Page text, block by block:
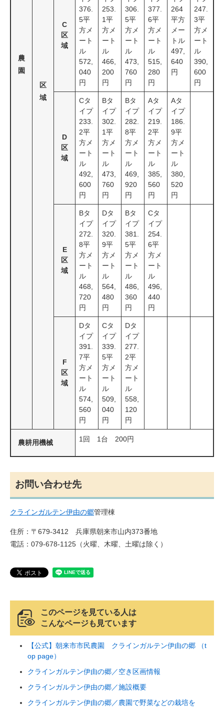
農
園
区
域
C
区
域
376.
5平
方メ
ート
ル
572,
040
円
253.
1平
方メ
ート
ル
466,
200
円
306.
5平
方メ
ート
ル
473,
760
円
377.
6平
方メ
ート
ル
515,
280
円
264
平方
メー
トル
497,
640
円
247.
3平
方メ
ート
ル
390,
600
円
D
区
域
Cタ
イプ
233.
2平
方メ
ート
ル
492,
600
円
Bタ
イプ
302.
1平
方メ
ート
ル
473,
760
円
Bタ
イプ
282.
8平
方メ
ート
ル
469,
920
円
Aタ
イプ
219.
2平
方メ
ート
ル
385,
560
円
Aタ
イプ
186.
9平
方メ
ート
ル
380,
520
円
E
区
域
Bタ
イプ
272.
8平
方メ
ート
ル
468,
720
円
Dタ
イプ
320.
9平
方メ
ート
ル
564,
480
円
Bタ
イプ
381.
5平
方メ
ート
ル
486,
360
円
Cタ
イプ
254.
6平
方メ
ート
ル
496,
440
円
F
区
域
Dタ
イプ
391.
7平
方メ
ート
ル
574,
560
円
Cタ
イプ
339.
5平
方メ
ート
ル
509,
040
円
Dタ
イプ
277.
2平
方メ
ート
ル
558,
120
円
農耕用機械 1回 1台 200円
お問い合わせ先
クラインガルテン伊由の郷管理棟
住所：〒679-3412 兵庫県朝来市山内373番地
電話：079-678-1125（火曜、木曜、土曜は除く）
このページを見ている人は
こんなページも見ています
【公式】朝来市市民農園 クラインガルテン伊由の郷 （t
op page）
クラインガルテン伊由の郷／空き区画情報
クラインガルテン伊由の郷／施設概要
クラインガルテン伊由の郷／農園で野菜などの栽培を